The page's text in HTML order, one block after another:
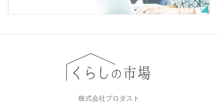
株式会社プロダスト